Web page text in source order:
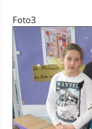
Foto3